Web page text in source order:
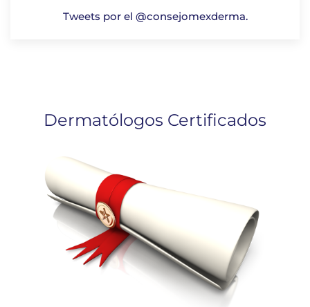
Tweets por el @consejomexderma.
Dermatólogos Certificados